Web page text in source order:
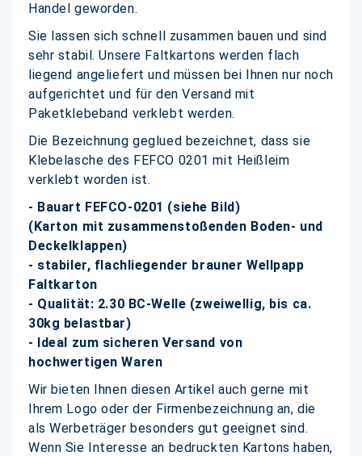
Handel geworden.
Sie lassen sich schnell zusammen bauen und sind
sehr stabil. Unsere Faltkartons werden flach
liegend angeliefert und müssen bei Ihnen nur noch
aufgerichtet und für den Versand mit
Paketklebeband verklebt werden.
Die Bezeichnung geglued bezeichnet, dass sie
Klebelasche des FEFCO 0201 mit Heißleim
verklebt worden ist.
- Bauart FEFCO-0201 (siehe Bild)
(Karton mit zusammenstoßenden Boden- und
Deckelklappen)
- stabiler, flachliegender brauner Wellpapp
Faltkarton
- Qualität: 2.30 BC-Welle (zweiwellig, bis ca.
30kg belastbar)
- Ideal zum sicheren Versand von
hochwertigen Waren
Wir bieten Ihnen diesen Artikel auch gerne mit
Ihrem Logo oder der Firmenbezeichnung an, die
als Werbeträger besonders gut geeignet sind.
Wenn Sie Interesse an bedruckten Kartons haben,